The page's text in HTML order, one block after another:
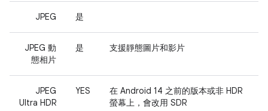
JPEG 是
JPEG 動
態相片
是 支援靜態圖片和影片
JPEG
Ultra HDR
YES
在 Android 14 之前的版本或非 HDR
螢幕上，會改用 SDR